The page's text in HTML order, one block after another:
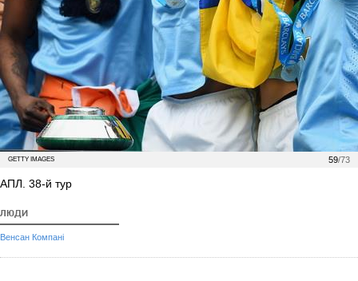
59/73
GETTY IMAGES
АПЛ. 38-й тур
ЛЮДИ
Венсан Компані